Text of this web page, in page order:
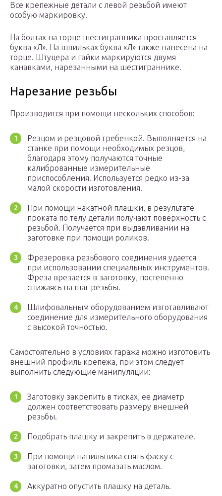
Все крепежные детали с левой резьбой имеют
особую маркировку.
На болтах на торце шестигранника проставляется
буква «Л». На шпильках буква «Л» также нанесена на
торце. Штуцера и гайки маркируются двумя
канавками, нарезанными на шестиграннике.
Нарезание резьбы
Производится при помощи нескольких способов:
Резцом и резцовой гребенкой. Выполняется на
станке при помощи необходимых резцов,
благодаря этому получаются точные
калиброванные измерительные
приспособления. Используется редко из-за
малой скорости изготовления.
При помощи накатной плашки, в результате
проката по телу детали получают поверхность с
резьбой. Получается при выдавливании на
заготовке при помощи роликов.
Фрезеровка резьбового соединения удается
при использовании специальных инструментов.
Фреза врезается в заготовку, постепенно
снижаясь на шаг резьбы.
Шлифовальным оборудованием изготавливают
соединение для измерительного оборудования
с высокой точностью.
Самостоятельно в условиях гаража можно изготовить
внешний профиль крепежа, при этом следует
выполнить следующие манипуляции:
Заготовку закрепить в тисках, ее диаметр
должен соответствовать размеру внешней
резьбы.
Подобрать плашку и закрепить в держателе.
При помощи напильника снять фаску с
заготовки, затем промазать маслом.
Аккуратно опустить плашку на деталь.